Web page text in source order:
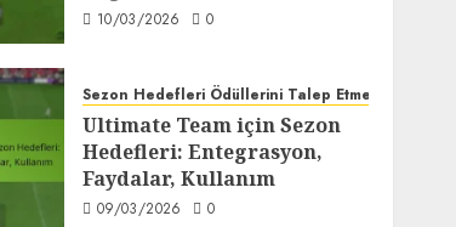
10/03/2026 0
Sezon Hedefleri Ödüllerini Talep Etme
Ultimate Team için Sezon
Hedefleri: Entegrasyon,
Faydalar, Kullanım
09/03/2026 0